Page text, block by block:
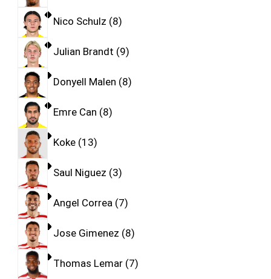
Nico Schulz 8
Julian Brandt 9
Donyell Malen 8
Emre Can 8
Koke 13
Saul Niguez 3
Angel Correa 7
Jose Gimenez 8
Thomas Lemar 7